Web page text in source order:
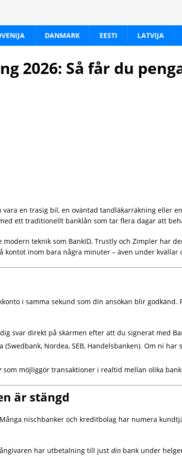
DANMARK EESTI LATVIJA
2026: Så får du
en trasig bil, en oväntad tandläkarräkning eller
ett traditionellt banklån som tar flera dagar att
modern teknik som BankID, Trustly och Zimpler har
inom bara några minuter – även under kvällar
i samma sekund som din ansökan blir godkänd.
svar direkt på skärmen efter att du signerat med
Nordea, SEB, Handelsbanken). Om ni har
som möjliggör transaktioner i realtid mellan olika
är stängd
nischbanker och kreditbolag har numera
har utbetalning till just din bank under